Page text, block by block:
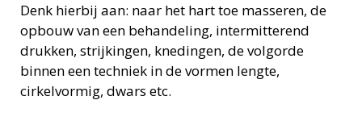
Denk hierbij aan: naar het hart toe masseren, de
opbouw van een behandeling, intermitterend
drukken, strijkingen, knedingen, de volgorde
binnen een techniek in de vormen lengte,
cirkelvormig, dwars etc.